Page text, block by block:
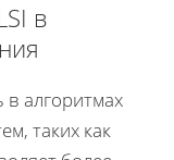
в
алгоритмах
таких как